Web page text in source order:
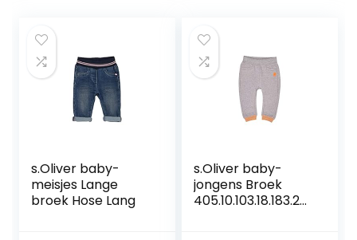
s.Oliver baby-
meisjes Lange
broek Hose Lang
s.Oliver baby-
jongens Broek
405.10.103.18.183.20